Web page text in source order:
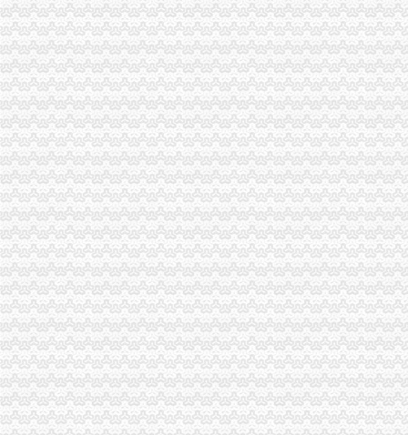
南山财务公司
深圳/南山区财务主管（职位编号：abl001）招聘_深圳市爱宝莱照明技
【会计财务,北流市水木南山装饰工程有限公司招聘】-玉林赶集网
龙华、南山、福田公司注册、代理记账、服务至-深圳工商/税务/财务】
南山村二季度财务公开
会计_黑龙江鹤岗市南山区薪资待遇_深圳市永鑫财务管理有限公司招聘
铜元局财务公司
会计利用蔽摄像远程操控设局盗公司251万-中国网
巩胜利：腐败H5N1变异_爱思想
【济南山东省财经大学酒店】济南山东省财经大学酒店预订_济南山东
深市上市公司公告（2010-02-08）-财界网
12月25日沪深股市新交易提示_第一财经网
八公里财务公司
八一钢铁子公司停产止损寄望借“一带一路”翻身|每经App
北京一出纳侵占数百万公款买票获刑八年_新闻频道_中国青年网
实用的财务成本八大核算方法免费分享啦,赶紧的-凤凰-具媒体
以跑助贫烟台千名保险人参加7.8公里扶贫公益跑_烟台财经网_烟台理
会计_天津市傲绿农副产品集团股份有限公司招聘信息_食品人才中心_
四公里财务公司
店口四大家族揭：一个镇7年诞生6家上市公司--北方网-时代财经
巴陵石化化财务管理捂紧公司“钱袋子”_能源频道_红网
网易第四季度净利润36.83亿元人民同比增长70%_凤凰科技
马新高铁寻求负责建设的资产公司,计划高时速为350公里_财经上下